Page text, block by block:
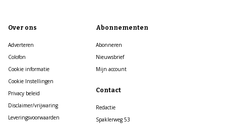
Over ons
Adverteren
Colofon
Cookie informatie
Cookie Instellingen
Privacy beleid
Disclaimer/vrijwaring
Leveringsvoorwaarden
Abonnementen
Abonneren
Nieuwsbrief
Mijn account
Contact
Redactie
Spaklerweg 53